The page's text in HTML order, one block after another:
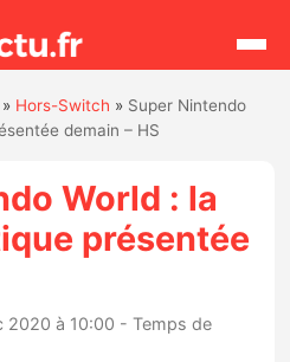
Rechercher
» Hors-Switch » Super Nintendo
demain – HS
World : la
présentée
2020 à 10:00 - Temps de